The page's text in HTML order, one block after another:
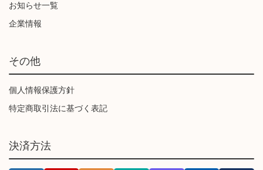
お知らせ一覧
企業情報
その他
個人情報保護方針
特定商取引法に基づく表記
決済方法